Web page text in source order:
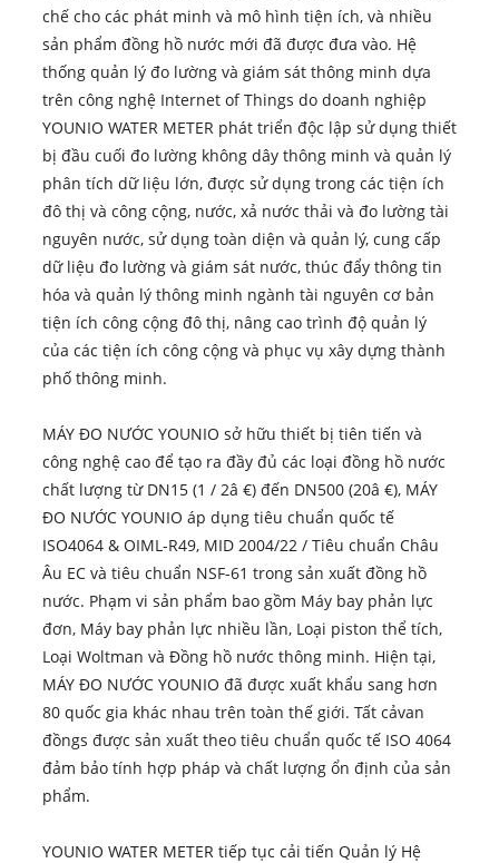
chế cho các phát minh và mô hình tiện ích, và nhiều
sản phẩm đồng hồ nước mới đã được đưa vào. Hệ
thống quản lý đo lường và giám sát thông minh dựa
trên công nghệ Internet of Things do doanh nghiệp
YOUNIO WATER METER phát triển độc lập sử dụng thiết
bị đầu cuối đo lường không dây thông minh và quản lý
phân tích dữ liệu lớn, được sử dụng trong các tiện ích
đô thị và công cộng, nước, xả nước thải và đo lường tài
nguyên nước, sử dụng toàn diện và quản lý, cung cấp
dữ liệu đo lường và giám sát nước, thúc đẩy thông tin
hóa và quản lý thông minh ngành tài nguyên cơ bản
tiện ích công cộng đô thị, nâng cao trình độ quản lý
của các tiện ích công cộng và phục vụ xây dựng thành
phố thông minh.
MÁY ĐO NƯỚC YOUNIO sở hữu thiết bị tiên tiến và
công nghệ cao để tạo ra đầy đủ các loại đồng hồ nước
chất lượng từ DN15 (1 / 2â €) đến DN500 (20â €), MÁY
ĐO NƯỚC YOUNIO áp dụng tiêu chuẩn quốc tế
ISO4064 & OIML-R49, MID 2004/22 / Tiêu chuẩn Châu
Âu EC và tiêu chuẩn NSF-61 trong sản xuất đồng hồ
nước. Phạm vi sản phẩm bao gồm Máy bay phản lực
đơn, Máy bay phản lực nhiều lần, Loại piston thể tích,
Loại Woltman và Đồng hồ nước thông minh. Hiện tại,
MÁY ĐO NƯỚC YOUNIO đã được xuất khẩu sang hơn
80 quốc gia khác nhau trên toàn thế giới. Tất cảvan
đồngs được sản xuất theo tiêu chuẩn quốc tế ISO 4064
đảm bảo tính hợp pháp và chất lượng ổn định của sản
phẩm.
YOUNIO WATER METER tiếp tục cải tiến Quản lý Hệ